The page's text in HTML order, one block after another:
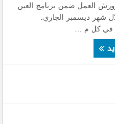
وورش العمل ضمن برنامج العين
شهر ديسمبر الجاري.
في كل م ...